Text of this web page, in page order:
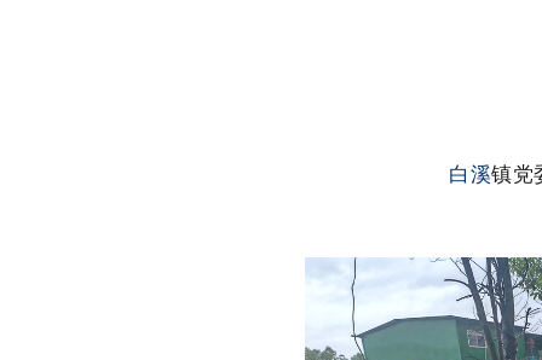
白溪镇党